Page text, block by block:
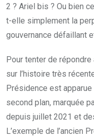
2 ? Ariel bis ? Ou bien
t-elle simplement la
gouvernance défaillant
Pour tenter de
sur l’histoire très
Présidence est
second plan, marquée
depuis juillet 2021 et
L’exemple de l’ancien